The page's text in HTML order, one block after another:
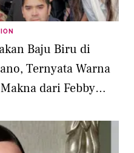
Baju Biru di
Ternyata Warna
dari Febby